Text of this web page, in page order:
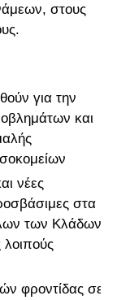
στους
για την
και
νέες
στα
των Κλάδων
φροντίδας σε